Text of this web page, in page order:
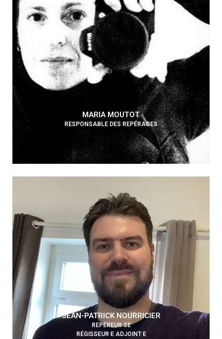
MARIA MOUTOT
RESPONSABLE DES REPÉRAGES
JEAN-PATRICK NOURRICIER
REPÉREUR·SE
RÉGISSEUR·E ADJOINT·E